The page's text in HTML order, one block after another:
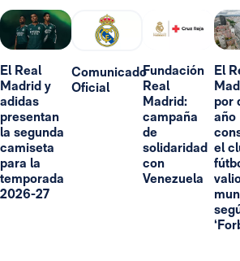
El Real
Madrid y
adidas
presentan
la segunda
camiseta
para la
temporada
2026-27
Comunicado
Oficial
Fundación
Real
Madrid:
campaña
de
solidaridad
con
Venezuela
El
por
año
el